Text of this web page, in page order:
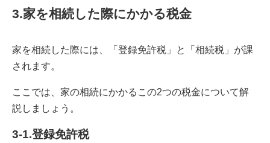
3.家を相続した際にかかる税金
家を相続した際には、「登録免許税」と「相続税」が課
されます。
ここでは、家の相続にかかるこの2つの税金について解
説しましょう。
3-1.登録免許税